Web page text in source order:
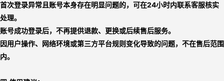
首次登录异常且账号本身存在明显问题的，可在24小时内联系客服核实
处理。
账号成功登录后，不再提供退款、更换或后续售后服务。
因用户操作、网络环境或第三方平台规则变化导致的问题，不在售后范围
内。